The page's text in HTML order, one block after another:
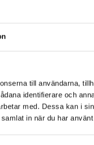
till användarna,
identifierare och
med. Dessa kan i
in när du har